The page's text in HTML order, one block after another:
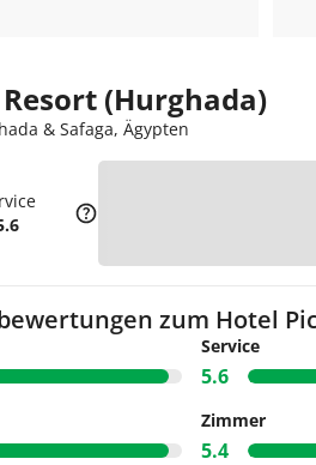
(Hurghada)
& Safaga, Ägypten
zum Hotel
Service
5.6
Zimmer
5.4